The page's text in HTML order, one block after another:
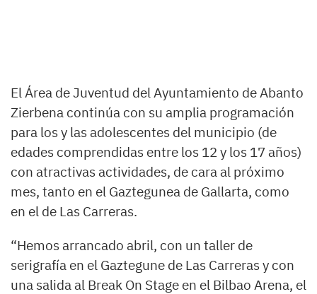
El Área de Juventud del Ayuntamiento de Abanto
Zierbena continúa con su amplia programación
para los y las adolescentes del municipio (de
edades comprendidas entre los 12 y los 17 años)
con atractivas actividades, de cara al próximo
mes, tanto en el Gaztegunea de Gallarta, como
en el de Las Carreras.
“Hemos arrancado abril, con un taller de
serigrafía en el Gaztegune de Las Carreras y con
una salida al Break On Stage en el Bilbao Arena, el